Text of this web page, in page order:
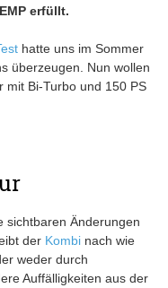
erfüllt.
hatte uns im Sommer
überzeugen. Nun wollen
mit Bi-Turbo und 150 PS
sichtbaren Änderungen
der Kombi nach wie
weder durch
Auffälligkeiten aus der